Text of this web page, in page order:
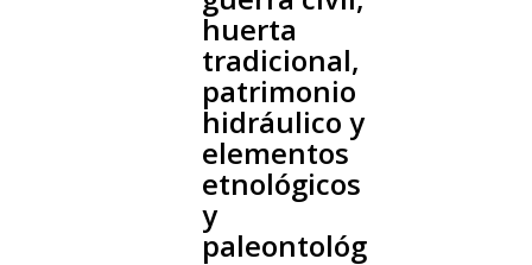
huerta
tradicional,
patrimonio
hidráulico y
elementos
etnológicos
y
paleontológ